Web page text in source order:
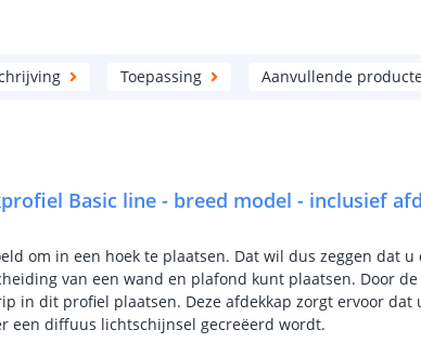
Toepassing Aanvullende
Basic line - breed model - inclusief
om in een hoek te plaatsen. Dat wil dus zeggen dat
van een wand en plafond kunt plaatsen. Door
in dit profiel plaatsen. Deze afdekkap zorgt ervoor dat
een diffuus lichtschijnsel gecreëerd wordt.